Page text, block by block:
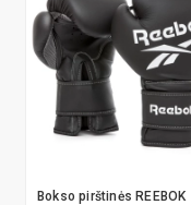
Bokso pirštinės REEBOK